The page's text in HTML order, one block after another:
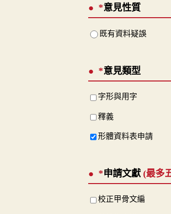
*意見性質
既有資料疑誤
*意見類型
字形與用字
釋義
形體資料表申請
*申請文獻 (最多
校正甲骨文編